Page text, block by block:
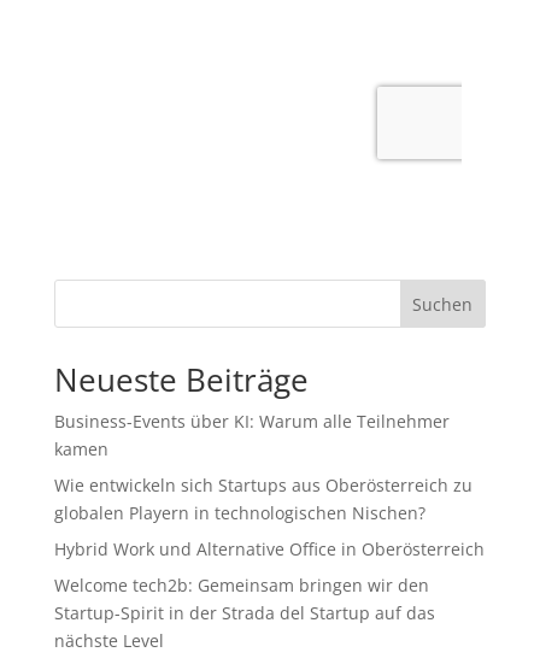
Suchen
Neueste Beiträge
Business-Events über KI: Warum alle Teilnehmer
kamen
Wie entwickeln sich Startups aus Oberösterreich zu
globalen Playern in technologischen Nischen?
Hybrid Work und Alternative Office in Oberösterreich
Welcome tech2b: Gemeinsam bringen wir den
Startup-Spirit in der Strada del Startup auf das
nächste Level